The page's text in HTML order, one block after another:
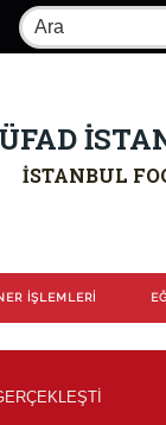
İSTANBUL
İŞLEMLERİ